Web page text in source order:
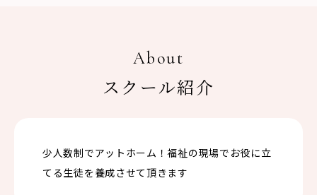
About
スクール紹介
少人数制でアットホーム！福祉の現場でお役に立
てる生徒を養成させて頂きます